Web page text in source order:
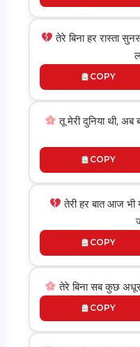
तेरे बिना हर रास्ता
COPY
तू मेरी दुनिया थी, अब
COPY
तेरी हर बात आज भी
COPY
तेरे बिना सब कुछ
COPY